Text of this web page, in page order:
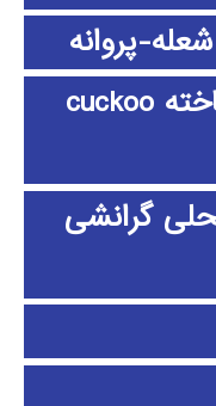
پروانه
الگوریتم جستجوی فاخته cuckoo
گرانشی